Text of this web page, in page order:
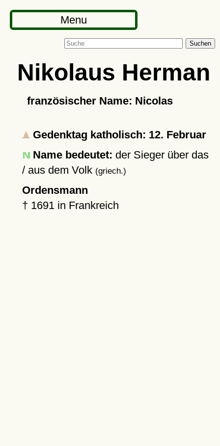
Menu
Suchen
Nikolaus Herman
französischer Name: Nicolas
Gedenktag katholisch: 12. Februar
Name bedeutet: der Sieger über das
/ aus dem Volk (griech.)
Ordensmann
† 1691in Frankreich